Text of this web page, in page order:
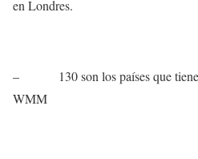
en Londres.
–
130 son los países que
WMM